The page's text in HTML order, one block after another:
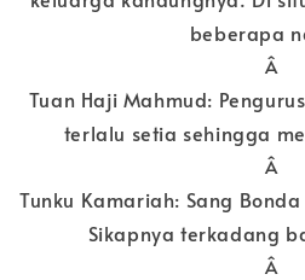
beberapa
Â
Tuan Haji Mahmud:
terlalu setia sehingga
Â
Tunku Kamariah: Sang
Sikapnya terkadang
Â